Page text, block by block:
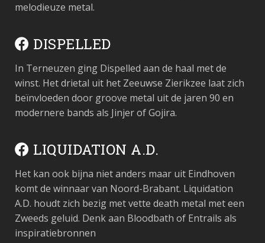
melodieuze metal.
DISPELLED
In Terneuzen ging Dispelled aan de haal met de
winst. Het drietal uit het Zeeuwse Zierikzee laat zich
beïnvloeden door groove metal uit de jaren 90 en
modernere bands als Jinjer of Gojira.
LIQUIDATION A.D.
Het kan ook bijna niet anders maar uit Eindhoven
komt de winnaar van Noord-Brabant. Liquidation
A.D. houdt zich bezig met vette death metal met een
Zweeds geluid. Denk aan Bloodbath of Entrails als
inspiratiebronnen